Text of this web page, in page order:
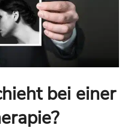
bei einer